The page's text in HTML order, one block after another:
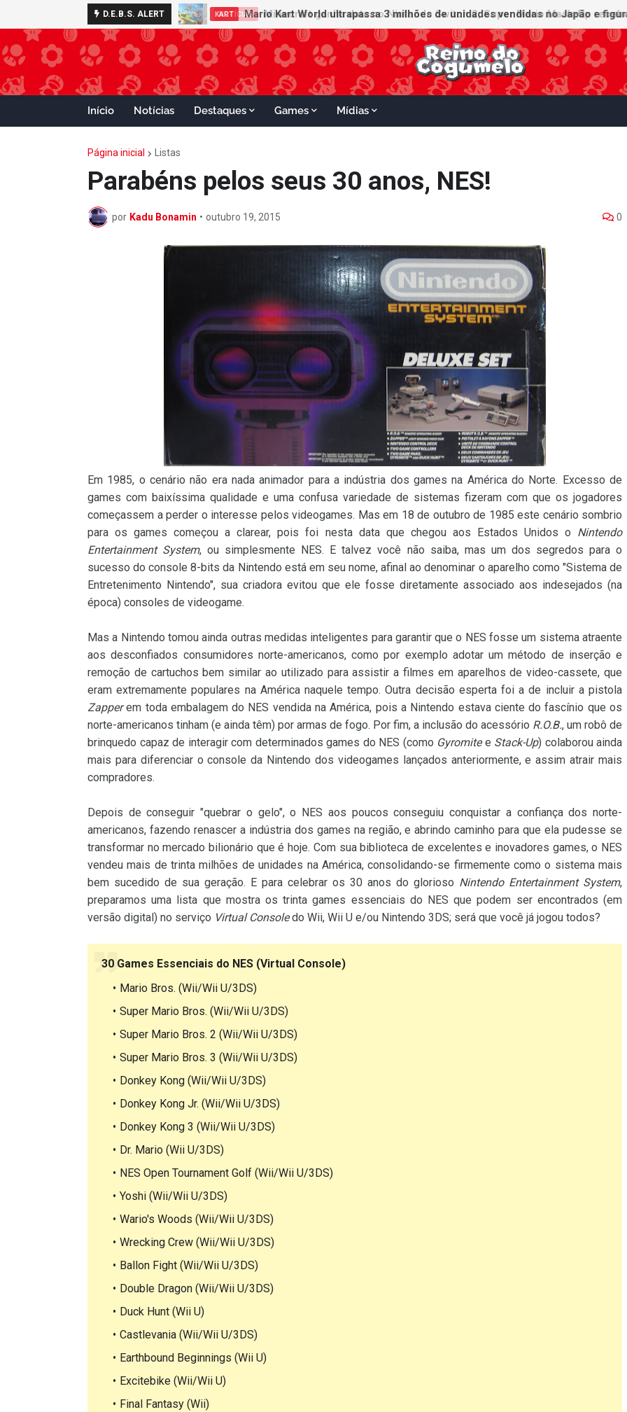
D.E.B.S. ALERT NOTÍCIAS Minecraft ganha data no Nintendo Switch 2; Super Mario Mash-Up
Início Notícias Destaques Games Mídias
Página inicial Listas
Parabéns pelos seus 30 anos, NES!
por Kadu Bonamin • outubro 19, 2015 0
Em 1985, o cenário não era nada animador para a indústria dos games na América do Norte. Excesso de
games com baixíssima qualidade e uma confusa variedade de sistemas fizeram com que os jogadores
começassem a perder o interesse pelos videogames. Mas em 18 de outubro de 1985 este cenário sombrio
para os games começou a clarear, pois foi nesta data que chegou aos Estados Unidos o Nintendo
Entertainment System, ou simplesmente NES. E talvez você não saiba, mas um dos segredos para o
sucesso do console 8-bits da Nintendo está em seu nome, afinal ao denominar o aparelho como "Sistema de
Entretenimento Nintendo", sua criadora evitou que ele fosse diretamente associado aos indesejados (na
época) consoles de videogame.
Mas a Nintendo tomou ainda outras medidas inteligentes para garantir que o NES fosse um sistema atraente
aos desconfiados consumidores norte-americanos, como por exemplo adotar um método de inserção e
remoção de cartuchos bem similar ao utilizado para assistir a filmes em aparelhos de video-cassete, que
eram extremamente populares na América naquele tempo. Outra decisão esperta foi a de incluir a pistola
Zapperem toda embalagem do NES vendida na América, pois a Nintendo estava ciente do fascínio que os
norte-americanos tinham (e ainda têm) por armas de fogo. Por fim, a inclusão do acessório R.O.B., um robô de
brinquedo capaz de interagir com determinados games do NES (como Gyromitee Stack-Up) colaborou ainda
mais para diferenciar o console da Nintendo dos videogames lançados anteriormente, e assim atrair mais
compradores.
Depois de conseguir "quebrar o gelo", o NES aos poucos conseguiu conquistar a confiança dos norte-
americanos, fazendo renascer a indústria dos games na região, e abrindo caminho para que ela pudesse se
transformar no mercado bilionário que é hoje. Com sua biblioteca de excelentes e inovadores games, o NES
vendeu mais de trinta milhões de unidades na América, consolidando-se firmemente como o sistema mais
bem sucedido de sua geração. E para celebrar os 30 anos do glorioso Nintendo Entertainment System,
preparamos uma lista que mostra os trinta games essenciais do NES que podem ser encontrados (em
versão digital) no serviço Virtual Consoledo Wii, Wii U e/ou Nintendo 3DS; será que você já jogou todos?
30 Games Essenciais do NES (Virtual Console)
Mario Bros. (Wii/Wii U/3DS)
Super Mario Bros. (Wii/Wii U/3DS)
Super Mario Bros. 2 (Wii/Wii U/3DS)
Super Mario Bros. 3 (Wii/Wii U/3DS)
Donkey Kong (Wii/Wii U/3DS)
Donkey Kong Jr. (Wii/Wii U/3DS)
Donkey Kong 3 (Wii/Wii U/3DS)
Dr. Mario (Wii U/3DS)
NES Open Tournament Golf (Wii/Wii U/3DS)
Yoshi (Wii/Wii U/3DS)
Wario's Woods (Wii/Wii U/3DS)
Wrecking Crew (Wii/Wii U/3DS)
Ballon Fight (Wii/Wii U/3DS)
Double Dragon (Wii/Wii U/3DS)
Duck Hunt (Wii U)
Castlevania (Wii/Wii U/3DS)
Earthbound Beginnings (Wii U)
Excitebike (Wii/Wii U)
Final Fantasy (Wii)